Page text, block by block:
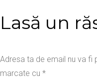
Lasă un
Adresa ta de email nu va fi
marcate cu *